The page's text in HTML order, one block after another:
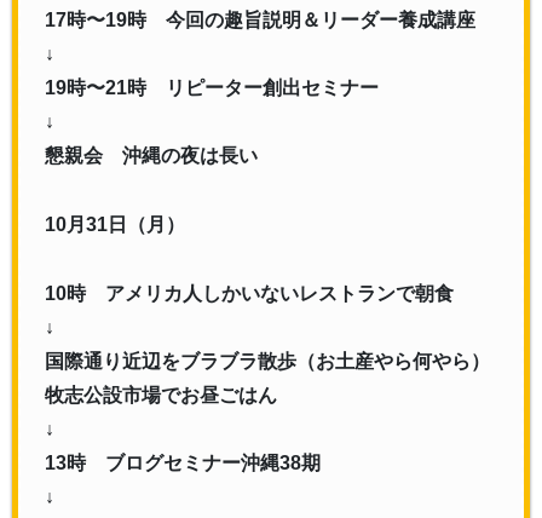
17時〜19時 今回の趣旨説明＆リーダー養成講座
↓
19時〜21時 リピーター創出セミナー
↓
懇親会 沖縄の夜は長い
10月31日（月）
10時 アメリカ人しかいないレストランで朝食
↓
国際通り近辺をブラブラ散歩（お土産やら何やら）
牧志公設市場でお昼ごはん
↓
13時 ブログセミナー沖縄38期
↓